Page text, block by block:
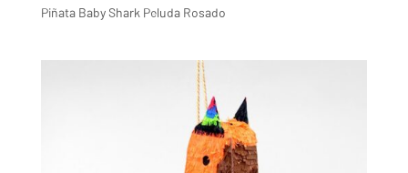
Piñata Baby Shark Peluda Rosado